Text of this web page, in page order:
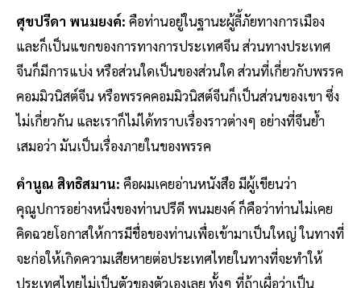
ศุขปรีดา พนมยงค์: คือท่านอยู่ในฐานะผู้ลี้ภัยทางการเมือง
และก็เป็นแขกของการทางการประเทศจีน ส่วนทางประเทศ
จีนก็มีการแบ่ง หรือส่วนใดเป็นของส่วนใด ส่วนที่เกี่ยวกับพรรค
คอมมิวนิสต์จีน หรือพรรคคอมมิวนิสต์จีนก็เป็นส่วนของเขา ซึ่ง
ไม่เกี่ยวกัน และเราก็ไม่ได้ทราบเรื่องราวต่างๆ อย่างที่จีนย้ำ
เสมอว่า มันเป็นเรื่องภายในของพรรค
คำนูณ สิทธิสมาน: คือผมเคยอ่านหนังสือ มีผู้เขียนว่า
คุณูปการอย่างหนึ่งของท่านปรีดี พนมยงค์ ก็คือว่าท่านไม่เคย
คิดฉวยโอกาสให้การมีชื่อของท่านเพื่อเข้ามาเป็นใหญ่ ในทางที่
จะก่อให้เกิดความเสียหายต่อประเทศไทยในทางที่จะทำให้
ประเทศไทยไม่เป็นตัวของตัวเองเลย ทั้งๆ ที่ถ้าเผื่อว่าเป็น